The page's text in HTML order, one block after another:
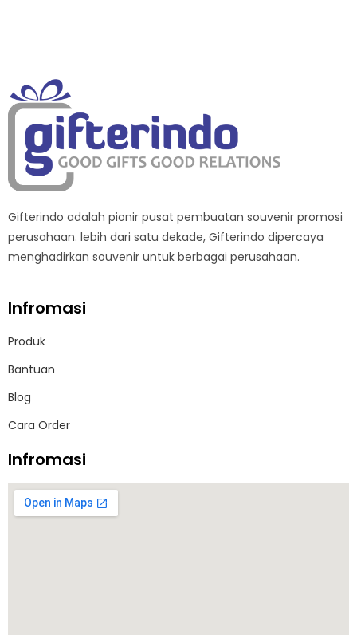
Gifterindo adalah pionir pusat pembuatan souvenir promosi
perusahaan. lebih dari satu dekade, Gifterindo dipercaya
menghadirkan souvenir untuk berbagai perusahaan.
Infromasi
Produk
Bantuan
Blog
Cara Order
Infromasi